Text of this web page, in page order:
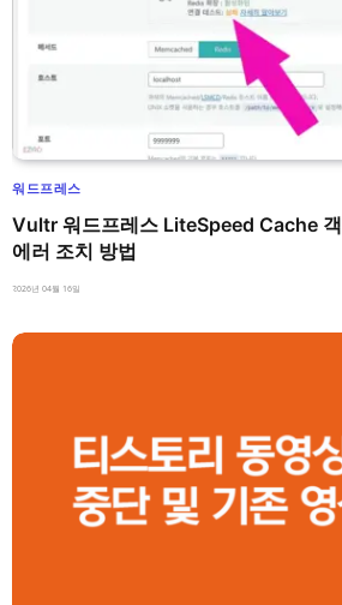
워드프레스
Vultr 워드프레스 LiteSpeed Cache
에러 조치 방법
2026년 04월 16일